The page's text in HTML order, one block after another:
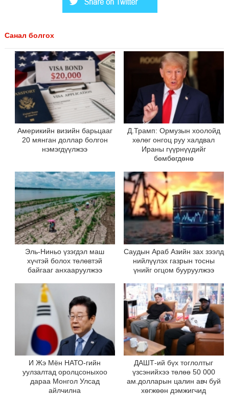
Санал болгох
Америкийн визийн барьцааг
20 мянган доллар болгон
нэмэгдүүлжээ
Д.Трамп: Ормузын хоолойд
хөлөг онгоц руу халдвал
Ираны гүүрнүүдийг
бөмбөгдөнө
Эль-Ниньо үзэгдэл маш
хүчтэй болох төлөвтэй
байгааг анхааруулжээ
Саудын Араб Азийн зах зээлд
нийлүүлэх газрын тосны
үнийг огцом бууруулжээ
И Жэ Мён НАТО-гийн
уулзалтад оролцсоныхоо
дараа Монгол Улсад
айлчилна
ДАШТ-ий бүх тоглолтыг
үзсэнийхээ төлөө 50 000
ам.долларын цалин авч буй
хөгжөөн дэмжигчид